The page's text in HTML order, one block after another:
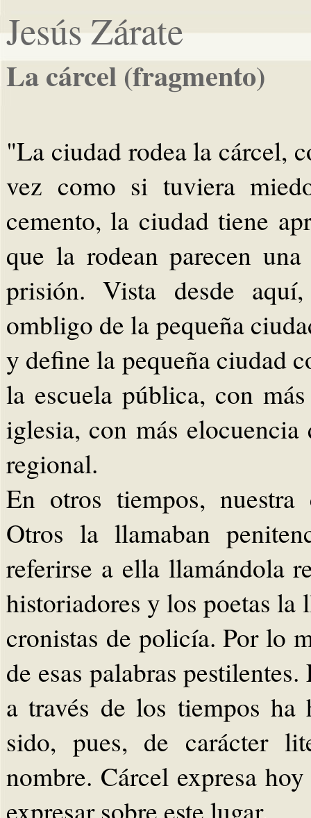
Jesús Zárate
La cárcel (fragmento)
"La ciudad rodea la cárcel,
vez como si tuviera
cemento, la ciudad tiene
que la rodean parecen
prisión. Vista desde
ombligo de la pequeña
y define la pequeña ciudad
la escuela pública, con
iglesia, con más
regional.
En otros tiempos,
Otros la llamaban
referirse a ella llamándola
historiadores y los poetas la
cronistas de policía. Por lo
de esas palabras
a través de los tiempos ha
sido, pues, de carácter
nombre. Cárcel expresa
expresar sobre este lugar.